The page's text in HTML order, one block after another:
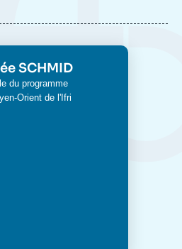
SCHMID
du programme
Orient de l'Ifri